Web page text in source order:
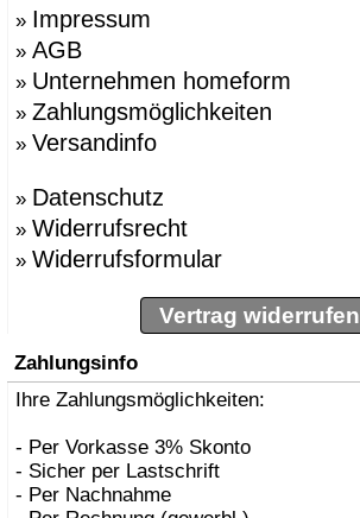
» Impressum
» AGB
» Unternehmen homeform
» Zahlungsmöglichkeiten
» Versandinfo
» Datenschutz
» Widerrufsrecht
» Widerrufsformular
Vertrag widerrufen
Zahlungsinfo
Ihre Zahlungsmöglichkeiten:
- Per Vorkasse 3% Skonto
- Sicher per Lastschrift
- Per Nachnahme